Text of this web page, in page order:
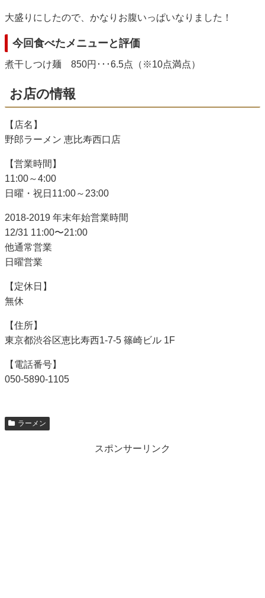
大盛りにしたので、かなりお腹いっぱいなりました！
今回食べたメニューと評価
煮干しつけ麺 850円･･･6.5点（※10点満点）
お店の情報
【店名】
野郎ラーメン 恵比寿西口店
【営業時間】
11:00～4:00
日曜・祝日11:00～23:00
2018-2019 年末年始営業時間
12/31 11:00〜21:00
他通常営業
日曜営業
【定休日】
無休
【住所】
東京都渋谷区恵比寿西1-7-5 篠崎ビル 1F
【電話番号】
050-5890-1105
ラーメン
スポンサーリンク